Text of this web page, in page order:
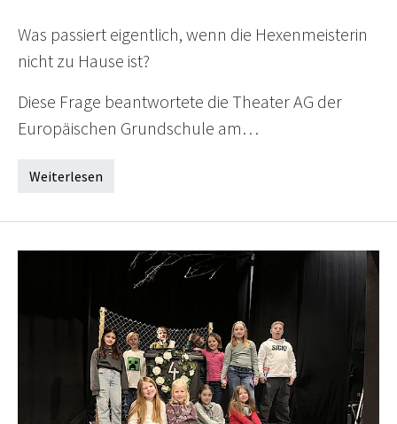
Was passiert eigentlich, wenn die Hexenmeisterin
nicht zu Hause ist?
Diese Frage beantwortete die Theater AG der
Europäischen Grundschule am…
Weiterlesen